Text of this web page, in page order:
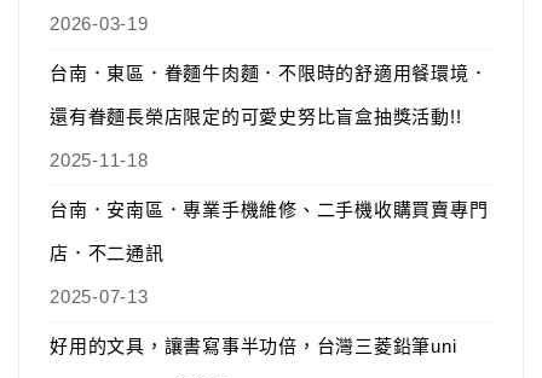
2026-03-19
台南．東區．眷麵牛肉麵．不限時的舒適用餐環境．
還有眷麵長榮店限定的可愛史努比盲盒抽獎活動!!
2025-11-18
台南．安南區．專業手機維修、二手機收購買賣專門
店．不二通訊
2025-07-13
好用的文具，讓書寫事半功倍，台灣三菱鉛筆uni